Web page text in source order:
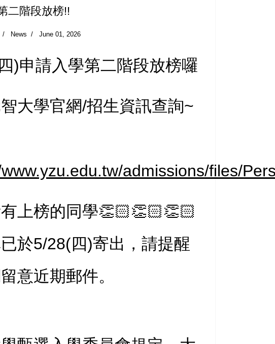
二階段放榜!!
News June 01, 2026
)申請入學第二階段放榜囉
大學官網/招生資訊查詢~
admissions/files/
上榜的同學👏🏻👏🏻👏🏻
於5/28(四)寄出，請提醒
意近期郵件。